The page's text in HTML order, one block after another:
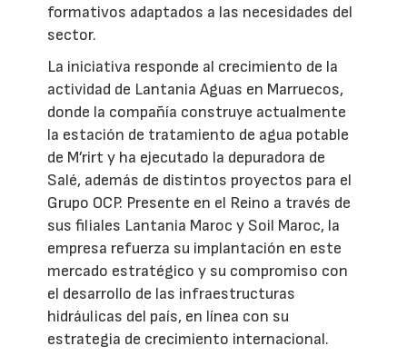
formativos adaptados a las necesidades del
sector.
La iniciativa responde al crecimiento de la
actividad de Lantania Aguas en Marruecos,
donde la compañía construye actualmente
la estación de tratamiento de agua potable
de M’rirt y ha ejecutado la depuradora de
Salé, además de distintos proyectos para el
Grupo OCP. Presente en el Reino a través de
sus filiales Lantania Maroc y Soil Maroc, la
empresa refuerza su implantación en este
mercado estratégico y su compromiso con
el desarrollo de las infraestructuras
hidráulicas del país, en línea con su
estrategia de crecimiento internacional.